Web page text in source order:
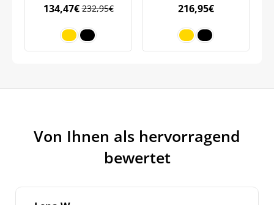
232,95€
134,47€ 216,95€
Von Ihnen als hervorragend
bewertet